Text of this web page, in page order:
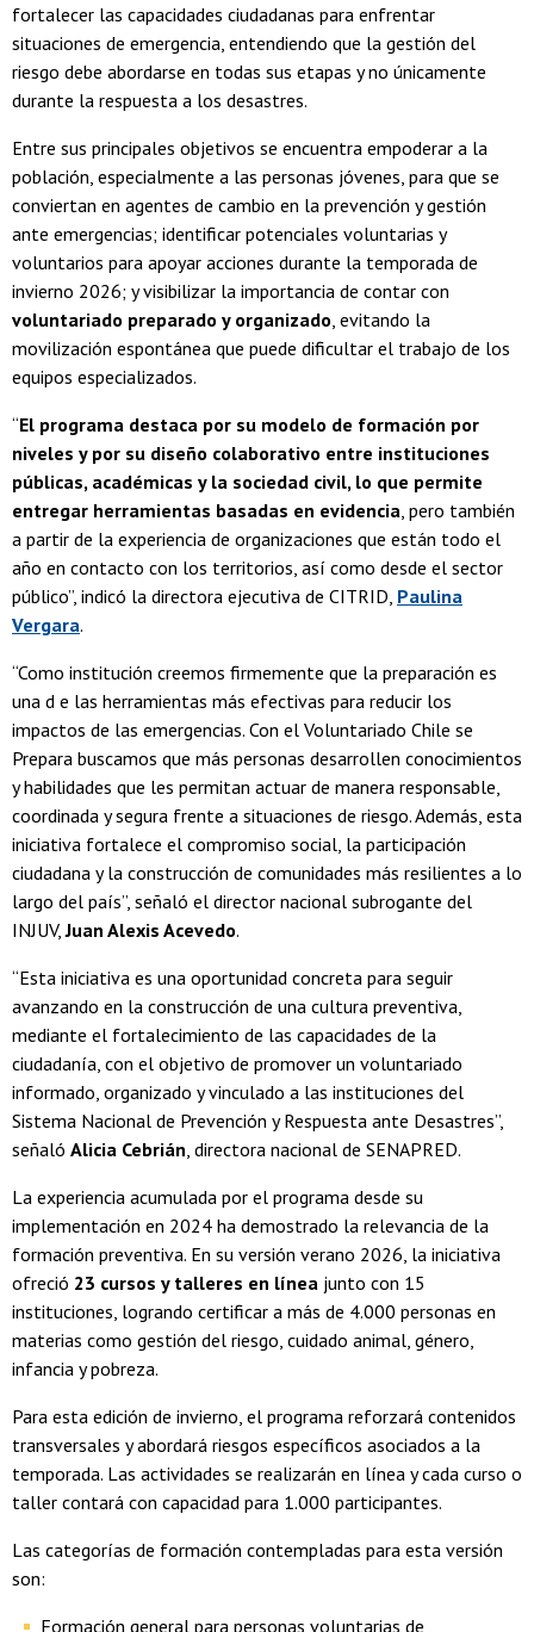
fortalecer las capacidades ciudadanas para enfrentar
situaciones de emergencia, entendiendo que la gestión del
riesgo debe abordarse en todas sus etapas y no únicamente
durante la respuesta a los desastres.
Entre sus principales objetivos se encuentra empoderar a la
población, especialmente a las personas jóvenes, para que se
conviertan en agentes de cambio en la prevención y gestión
ante emergencias; identificar potenciales voluntarias y
voluntarios para apoyar acciones durante la temporada de
invierno 2026; y visibilizar la importancia de contar con
voluntariado preparado y organizado, evitando la
movilización espontánea que puede dificultar el trabajo de los
equipos especializados.
“El programa destaca por su modelo de formación por
niveles y por su diseño colaborativo entre instituciones
públicas, académicas y la sociedad civil, lo que permite
entregar herramientas basadas en evidencia, pero también
a partir de la experiencia de organizaciones que están todo el
año en contacto con los territorios, así como desde el sector
público”, indicó la directora ejecutiva de CITRID, Paulina
Vergara.
“Como institución creemos firmemente que la preparación es
una d e las herramientas más efectivas para reducir los
impactos de las emergencias. Con el Voluntariado Chile se
Prepara buscamos que más personas desarrollen conocimientos
y habilidades que les permitan actuar de manera responsable,
coordinada y segura frente a situaciones de riesgo. Además, esta
iniciativa fortalece el compromiso social, la participación
ciudadana y la construcción de comunidades más resilientes a lo
largo del país”, señaló el director nacional subrogante del
INJUV,Juan Alexis Acevedo.
“Esta iniciativa es una oportunidad concreta para seguir
avanzando en la construcción de una cultura preventiva,
mediante el fortalecimiento de las capacidades de la
ciudadanía, con el objetivo de promover un voluntariado
informado, organizado y vinculado a las instituciones del
Sistema Nacional de Prevención y Respuesta ante Desastres”,
señaló Alicia Cebrián, directora nacional de SENAPRED.
La experiencia acumulada por el programa desde su
implementación en 2024 ha demostrado la relevancia de la
formación preventiva. En su versión verano 2026, la iniciativa
ofreció 23 cursos y talleres en línea junto con 15
instituciones, logrando certificar a más de 4.000 personas en
materias como gestión del riesgo, cuidado animal, género,
infancia y pobreza.
Para esta edición de invierno, el programa reforzará contenidos
transversales y abordará riesgos específicos asociados a la
temporada. Las actividades se realizarán en línea y cada curso o
taller contará con capacidad para 1.000 participantes.
Las categorías de formación contempladas para esta versión
son:
Formación general para personas voluntarias de